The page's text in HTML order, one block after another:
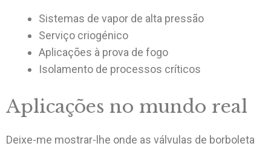
Sistemas de vapor de alta pressão
Serviço criogénico
Aplicações à prova de fogo
Isolamento de processos críticos
Aplicações no mundo real
Deixe-me mostrar-lhe onde as válvulas de borboleta